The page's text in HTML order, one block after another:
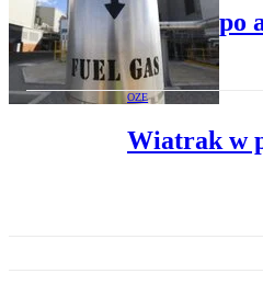
Niemcy
OZE
Wiatrak w